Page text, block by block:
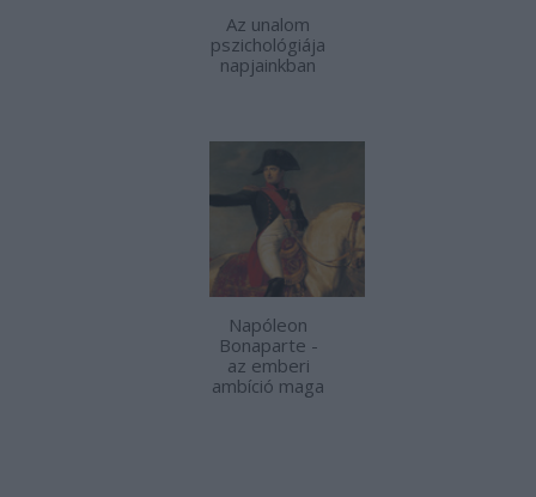
Az unalom
pszichológiája
napjainkban
Napóleon
Bonaparte -
az emberi
ambíció maga